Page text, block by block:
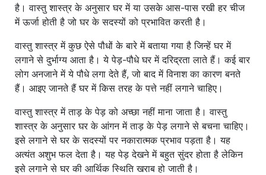
है। वास्तु शास्त्र के अनुसार घर में या उसके आस-पास रखी हर चीज
में ऊर्जा होती है जो घर के सदस्यों को प्रभावित करती है।
वास्तु शास्त्र में कुछ ऐसे पौधों के बारे में बताया गया है जिन्हें घर में
लगाने से दुर्भाग्य आता है। ये पेड़-पौधे घर में दरिद्रता लाते हैं। कई बार
लोग अनजाने में ये पौधे लगा देते हैं, जो बाद में विनाश का कारण बनते
हैं। आइए जानते हैं घर में किस तरह के पत्ते नहीं लगाने चाहिए।
वास्तु शास्त्र में ताड़ के पेड़ को अच्छा नहीं माना जाता है। वास्तु
शास्त्र के अनुसार घर के आंगन में ताड़ के पेड़ लगाने से बचना चाहिए।
इसे लगाने से घर के सदस्यों पर नकारात्मक प्रभाव पड़ता है। यह
अत्यंत अशुभ फल देता है। यह पेड़ देखने में बहुत सुंदर होता है लेकिन
इसे लगाने से घर की आर्थिक स्थिति खराब हो जाती है।